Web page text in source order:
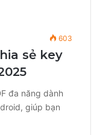
603
sẻ key
đa năng dành
giúp bạn